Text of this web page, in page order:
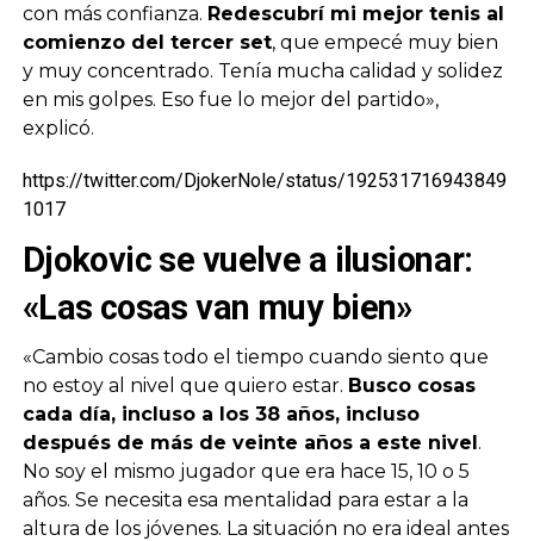
con más confianza. Redescubrí mi mejor tenis al
comienzo del tercer set, que empecé muy bien
y muy concentrado. Tenía mucha calidad y solidez
en mis golpes. Eso fue lo mejor del partido»,
explicó.
https://twitter.com/DjokerNole/status/192531716943849
1017
Djokovic se vuelve a ilusionar:
«Las cosas van muy bien»
«Cambio cosas todo el tiempo cuando siento que
no estoy al nivel que quiero estar. Busco cosas
cada día, incluso a los 38 años, incluso
después de más de veinte años a este nivel.
No soy el mismo jugador que era hace 15, 10 o 5
años. Se necesita esa mentalidad para estar a la
altura de los jóvenes. La situación no era ideal antes